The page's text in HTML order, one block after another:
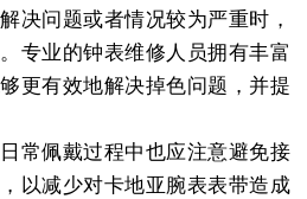
问题或者情况较为严重时，
专业的钟表维修人员拥有丰富
更有效地解决掉色问题，并提
佩戴过程中也应注意避免接
以减少对卡地亚腕表表带造成